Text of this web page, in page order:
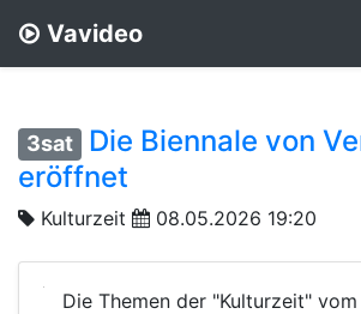
Vavideo
3sat
Die Biennale von
eröffnet
Kulturzeit 08.05.2026 19:20
Die Themen der "Kulturzeit"